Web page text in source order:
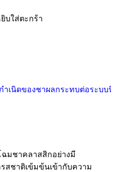
บใส่ตะกร้า
ำเนิดของชาผลกระทบต่อระบบนิ
ฉมชาคลาสสิกอย่างมี
สชาติเข้มข้นเข้ากับความ